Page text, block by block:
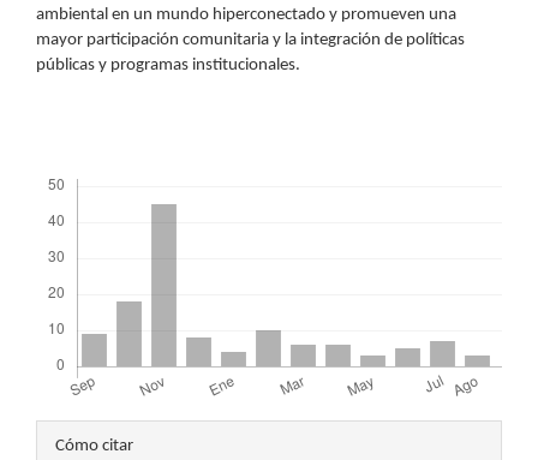
ambiental en un mundo hiperconectado y promueven una
mayor participación comunitaria y la integración de políticas
públicas y programas institucionales.
Detalles
Cómo citar